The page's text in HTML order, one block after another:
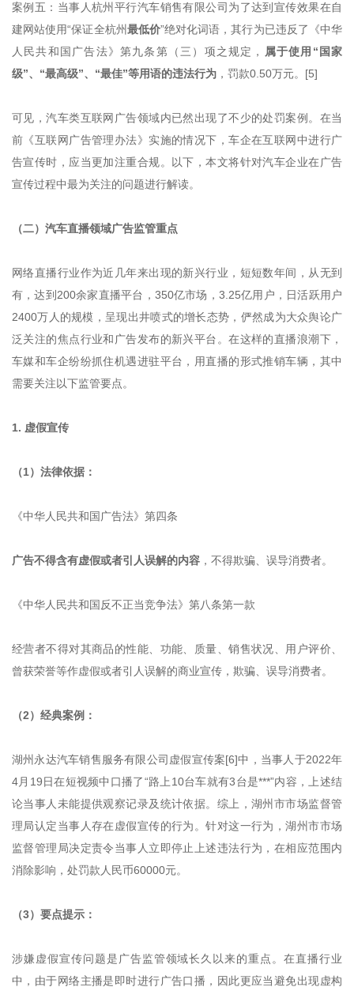
案例五：当事人杭州平行汽车销售有限公司为了达到宣传效果在自
建网站使用“保证全杭州最低价”绝对化词语，其行为已违反了《中华
人民共和国广告法》第九条第（三）项之规定，
属于使用“国家
级”、“最高级”、“最佳”等用语的违法行为 ，罚款0.50万元。[5]
可见，汽车类互联网广告领域内已然出现了不少的处罚案例。在当
前《互联网广告管理办法》实施的情况下，车企在互联网中进行广
告宣传时，应当更加注重合规。以下，本文将针对汽车企业在广告
宣传过程中最为关注的问题进行解读。
（二）汽车直播领域广告监管重点
网络直播行业作为近几年来出现的新兴行业，短短数年间，从无到
有，达到200余家直播平台，350亿市场，3.25亿用户，日活跃用户
2400万人的规模，呈现出井喷式的增长态势，俨然成为大众舆论广
泛关注的焦点行业和广告发布的新兴平台。在这样的直播浪潮下，
车媒和车企纷纷抓住机遇进驻平台，用直播的形式推销车辆，其中
需要关注以下监管要点。
1. 虚假宣传
（1）法律依据：
《中华人民共和国广告法》第四条
广告不得含有虚假或者引人误解的内容 ，不得欺骗、误导消费者。
《中华人民共和国反不正当竞争法》第八条第一款
经营者不得对其商品的性能、功能、质量、销售状况、用户评价、
曾获荣誉等作虚假或者引人误解的商业宣传，欺骗、误导消费者。
（2）经典案例：
湖州永达汽车销售服务有限公司虚假宣传案[6]中，当事人于2022年
4月19日在短视频中口播了“路上10台车就有3台是***”内容，上述结
论当事人未能提供观察记录及统计依据。综上，湖州市市场监督管
理局认定当事人存在虚假宣传的行为。针对这一行为，湖州市市场
监督管理局决定责令当事人立即停止上述违法行为，在相应范围内
消除影响，处罚款人民币60000元。
（3）要点提示：
涉嫌虚假宣传问题是广告监管领域长久以来的重点。在直播行业
中，由于网络主播是即时进行广告口播，因此更应当避免出现虚构